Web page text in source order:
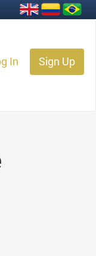
In Sign Up